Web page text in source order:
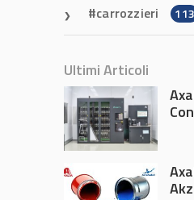
carrozzieri 113
Ultimi Articoli